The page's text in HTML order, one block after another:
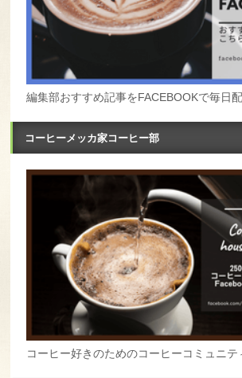
編集部おすすめ記事をFACEBOOKで毎日
コーヒーメッカ家コーヒー部
コーヒー好きのためのコーヒーコミュニテ